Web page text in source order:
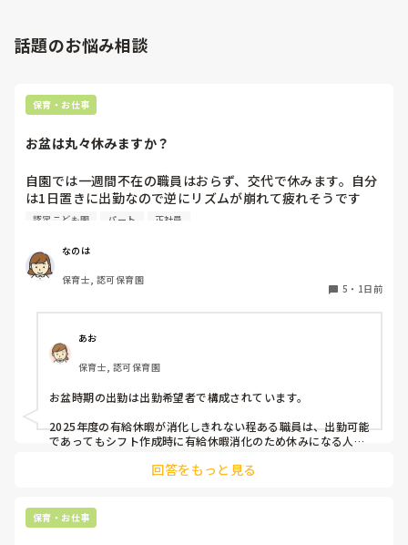
話題のお悩み相談
保育・お仕事
お盆は丸々休みますか？
自園では一週間不在の職員はおらず、交代で休みます。自分
は1日置きに出勤なので逆にリズムが崩れて疲れそうです
(^^;)
皆さんの園はいかがですか？
認定こども園 パート 正社員
なのは
保育士, 認可保育園
5 ・ 1日前
あお
保育士, 認可保育園
お盆時期の出勤は出勤希望者で構成されています。
2025年度の有給休暇が消化しきれない程ある職員は、出勤可能
であってもシフト作成時に有給休暇消化のため休みになる人が
回答をもっと見る
保育・お仕事